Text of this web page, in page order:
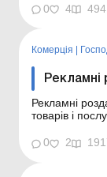
правильно
акції,
Ефективне п...
0 4 494
Комерція
Рекламні
Рекламні
товарів і
відобразити в
0 2